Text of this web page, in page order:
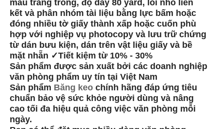
màu trắng trong, độ dày 80 yard, lỏi nhỏ liên
kết và phân nhóm tài liệu bằng lực bấm hoặc
đóng nhiều tờ giấy thành xấp hoặc cuốn phù
hợp với nghiệp vụ photocopy và lưu trữ chứng
từ dán bưu kiện, dán trên vật liệu giấy và bề
mặt nhẵn ✓Tiết kiệm từ 10% - 30%
Sản phẩm được sản xuất bởi các doanh nghiệp
văn phòng phẩm uy tín tại Việt Nam
Sản phẩm Băng keo chính hãng đáp ứng tiêu
chuẩn bảo vệ sức khỏe người dùng và nâng
cao tối đa hiệu quả công việc văn phòng mỗi
ngày.